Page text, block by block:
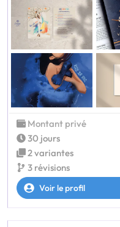
Montant privé
30 jours
2 variantes
3 révisions
Voir le profil